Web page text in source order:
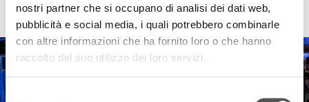
nostri partner che si occupano di analisi dei dati web,
pubblicità e social media, i quali potrebbero combinarle
con altre informazioni che ha fornito loro o che hanno
raccolto dal suo utilizzo dei loro servizi.
Selezione
Crazy for Music 2025